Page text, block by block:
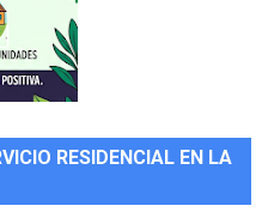
RESIDENCIAL EN LA